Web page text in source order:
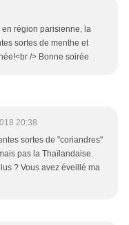
en région parisienne, la
sortes de menthe et
/> Bonne soirée
20:38
sortes de "coriandres"
pas la Thaïlandaise.
? Vous avez éveillé ma